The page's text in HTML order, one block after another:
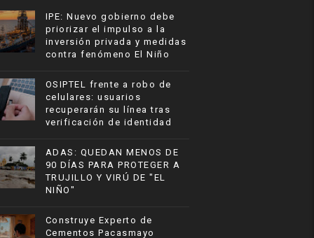
IPE: Nuevo gobierno debe
priorizar el impulso a la
inversión privada y medidas
contra fenómeno El Niño
OSIPTEL frente a robo de
celulares: usuarios
recuperarán su línea tras
verificación de identidad
ADAS: QUEDAN MENOS DE
90 DÍAS PARA PROTEGER A
TRUJILLO Y VIRÚ DE "EL
NIÑO"
Construye Experto de
Cementos Pacasmayo